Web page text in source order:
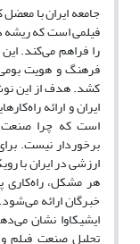
جامعه ایران با
فیلمی است که ریشه
را فراهم می‌کند.
فرهنگ و هویت
کشد. هدف از این
ایران و ارائه
است که چرا صنعت
برخوردار نیست.
ارزشی در ایران با
هر مشکل،
خبرگان ارائه
ایشیکاوا نشان
تحلیل صنعت فیلم